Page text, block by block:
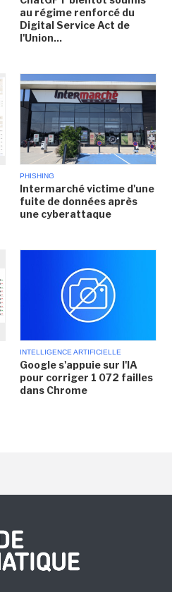
au régime renforcé du
Digital Service Act de
l'Union...
PHISHING
Intermarché victime d'une
fuite de données après
une cyberattaque
INTELLIGENCE ARTIFICIELLE
Google s'appuie sur l'IA
pour corriger 1 072 failles
dans Chrome